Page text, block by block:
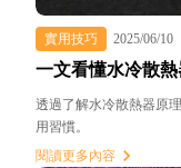
實用技巧 2025/06/10
一文看懂水冷散
透過了解水冷散熱器原
用習慣。
閱讀更多內容